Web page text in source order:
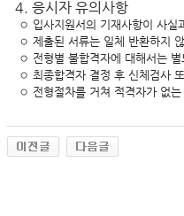
4. 응시자 유의사항
◦ 입사지원서의 기재사항이 사실
◦ 제출된 서류는 일체 반환하지
◦ 전형별 불합격자에 대해서는
◦ 최종합격자 결정 후 신체검사
◦ 전형절차를 거쳐 적격자가 없